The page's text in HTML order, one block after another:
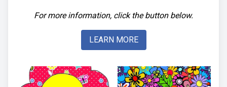
For more information, click the button below.
LEARN MORE